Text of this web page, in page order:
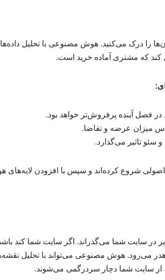
را درک می‌کنید. هوش مصنوعی با تحلیل
کند که مشتری آماده خرید است.
فصل آینده پرفروش‌تر خواهد بود.
میزان عرضه و تقاضا.
سئو تاثیر می‌گذارد.
شروع کرده‌اند و سپس با افزودن لایه‌های
در سایت شما می‌گذراند. اگر سایت شما کند
هدر می‌رود. هوش مصنوعی می‌تواند با تحلیل